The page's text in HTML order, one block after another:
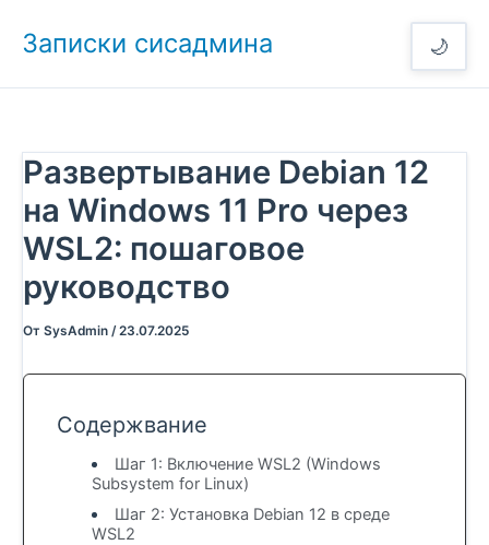
🌙
Записки сисадмина
Развертывание Debian 12
на Windows 11 Pro через
WSL2: пошаговое
руководство
От SysAdmin /23.07.2025
Содержвание
Шаг 1: Включение WSL2 (Windows
Subsystem for Linux)
Шаг 2: Установка Debian 12 в среде
WSL2